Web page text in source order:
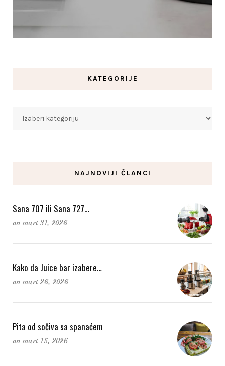
KATEGORIJE
NAJNOVIJI ČLANCI
Sana 707 ili Sana 727…
on mart 31, 2026
Kako da Juice bar izabere…
on mart 26, 2026
Pita od sočiva sa spanaćem
on mart 15, 2026